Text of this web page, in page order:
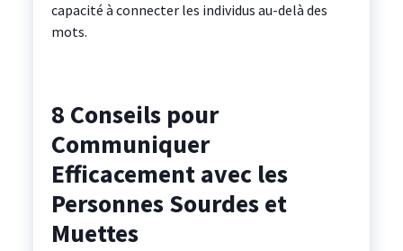
capacité à connecter les individus au-delà des
mots.
8 Conseils pour
Communiquer
Efficacement avec les
Personnes Sourdes et
Muettes